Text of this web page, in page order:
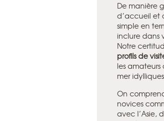
De manière
d’accueil et
simple en
inclure dans
Notre
profils de
les
mer
On
novices
avec l’Asie,